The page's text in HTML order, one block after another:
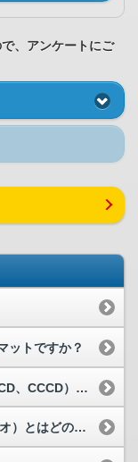
、アンケートにご
ットですか？
コピーコントロールCD （Copy Control CD、CCCD）とはど...
UMD VIDEO（ユー・エム・ディー・ビデオ）とはどのようなフォーマット...